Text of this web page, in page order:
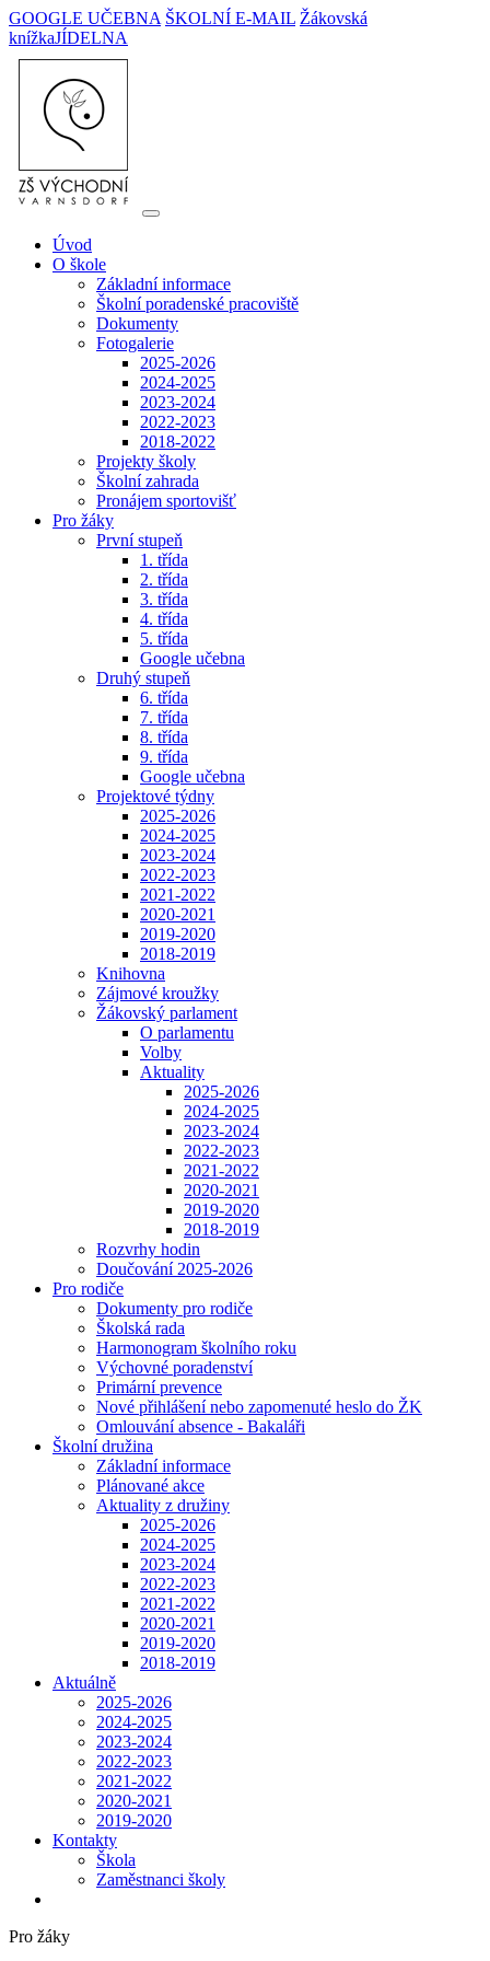
GOOGLE UČEBNA ŠKOLNÍ E-MAIL Žákovská
knížkaJÍDELNA
Úvod
O škole
Základní informace
Školní poradenské pracoviště
Dokumenty
Fotogalerie
2025-2026
2024-2025
2023-2024
2022-2023
2018-2022
Projekty školy
Školní zahrada
Pronájem sportovišť
Pro žáky
První stupeň
1. třída
2. třída
3. třída
4. třída
5. třída
Google učebna
Druhý stupeň
6. třída
7. třída
8. třída
9. třída
Google učebna
Projektové týdny
2025-2026
2024-2025
2023-2024
2022-2023
2021-2022
2020-2021
2019-2020
2018-2019
Knihovna
Zájmové kroužky
Žákovský parlament
O parlamentu
Volby
Aktuality
2025-2026
2024-2025
2023-2024
2022-2023
2021-2022
2020-2021
2019-2020
2018-2019
Rozvrhy hodin
Doučování 2025-2026
Pro rodiče
Dokumenty pro rodiče
Školská rada
Harmonogram školního roku
Výchovné poradenství
Primární prevence
Nové přihlášení nebo zapomenuté heslo do ŽK
Omlouvání absence - Bakaláři
Školní družina
Základní informace
Plánované akce
Aktuality z družiny
2025-2026
2024-2025
2023-2024
2022-2023
2021-2022
2020-2021
2019-2020
2018-2019
Aktuálně
2025-2026
2024-2025
2023-2024
2022-2023
2021-2022
2020-2021
2019-2020
Kontakty
Škola
Zaměstnanci školy
Pro žáky